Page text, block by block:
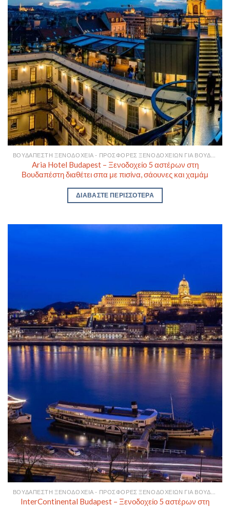
Aria Hotel Budapest – Ξενοδοχείο 5 αστέρων στη
Βουδαπέστη διαθέτει σπα με πισίνα, σάουνες και χαμάμ
ΔΙΑΒΆΣΤΕ ΠΕΡΙΣΣΌΤΕΡΑ
InterContinental Budapest – Ξενοδοχείο 5 αστέρων στη